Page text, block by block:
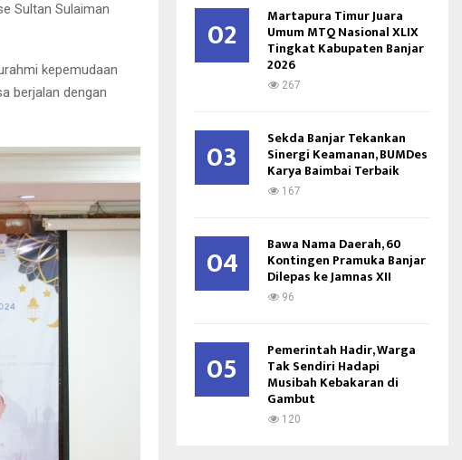
Sultan Sulaiman
kepemudaan
berjalan dengan
02 Martapura Timur Juara
Umum MTQ Nasional XLIX
Tingkat Kabupaten Banjar
2026
267
03 Sekda Banjar Tekankan
Sinergi Keamanan, BUMDes
Karya Baimbai Terbaik
167
04 Bawa Nama Daerah, 60
Kontingen Pramuka Banjar
Dilepas ke Jamnas XII
96
05 Pemerintah Hadir, Warga
Tak Sendiri Hadapi
Musibah Kebakaran di
Gambut
120